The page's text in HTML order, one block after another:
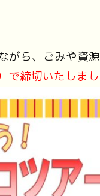
がら、ごみや資
締切いたしまし